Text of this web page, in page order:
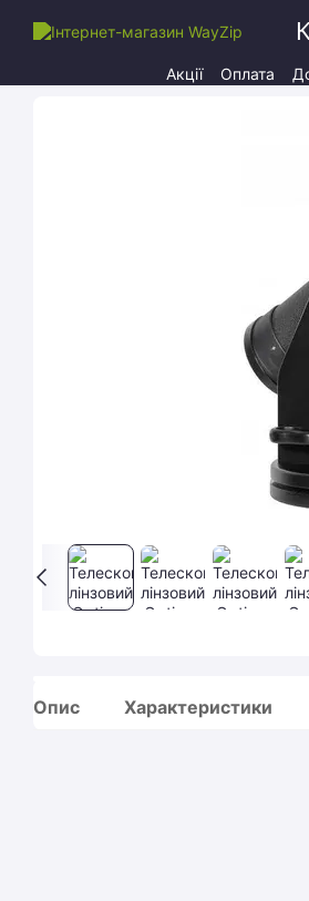
Акції Оплата
Опис Характеристики